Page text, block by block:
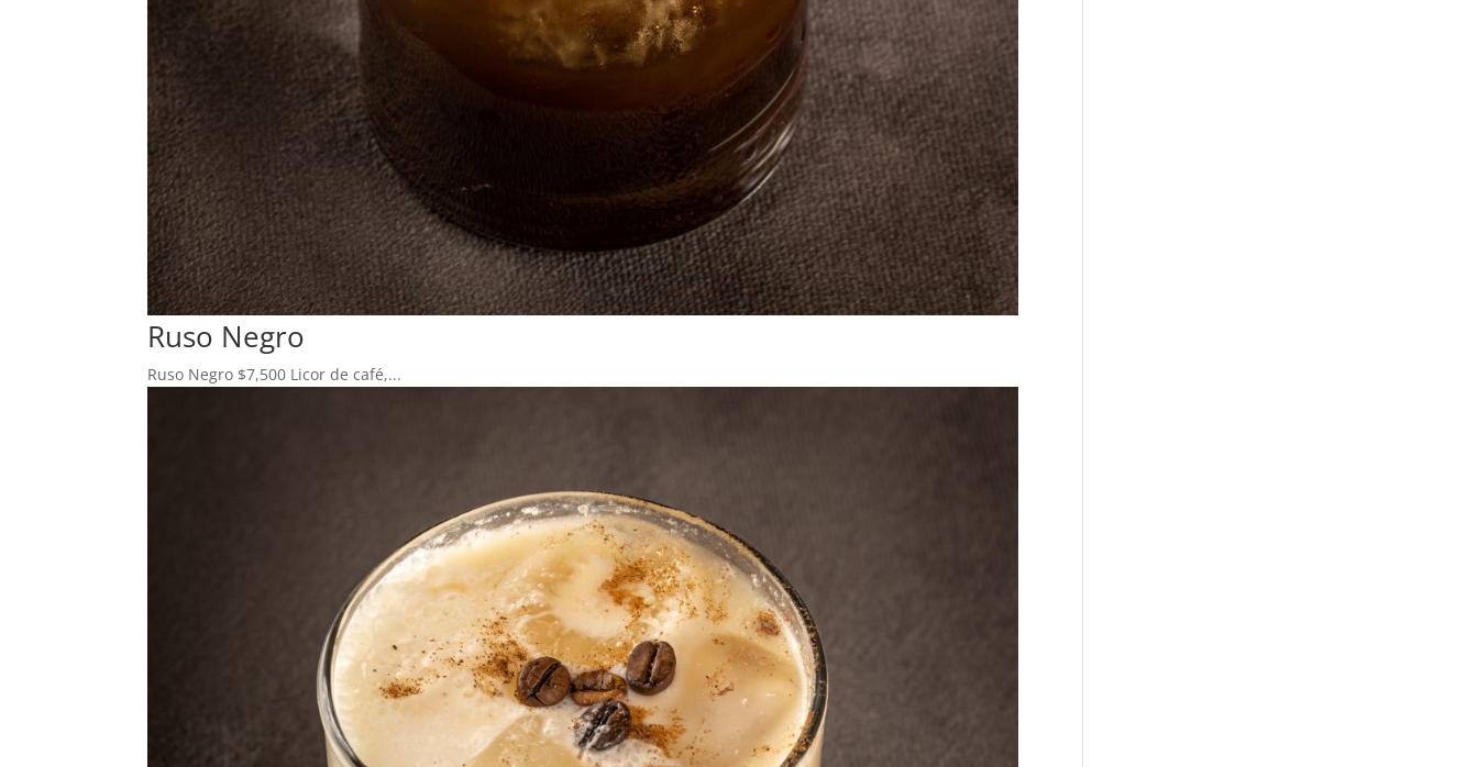
Ruso Negro
Ruso Negro $7,500 Licor de café,...